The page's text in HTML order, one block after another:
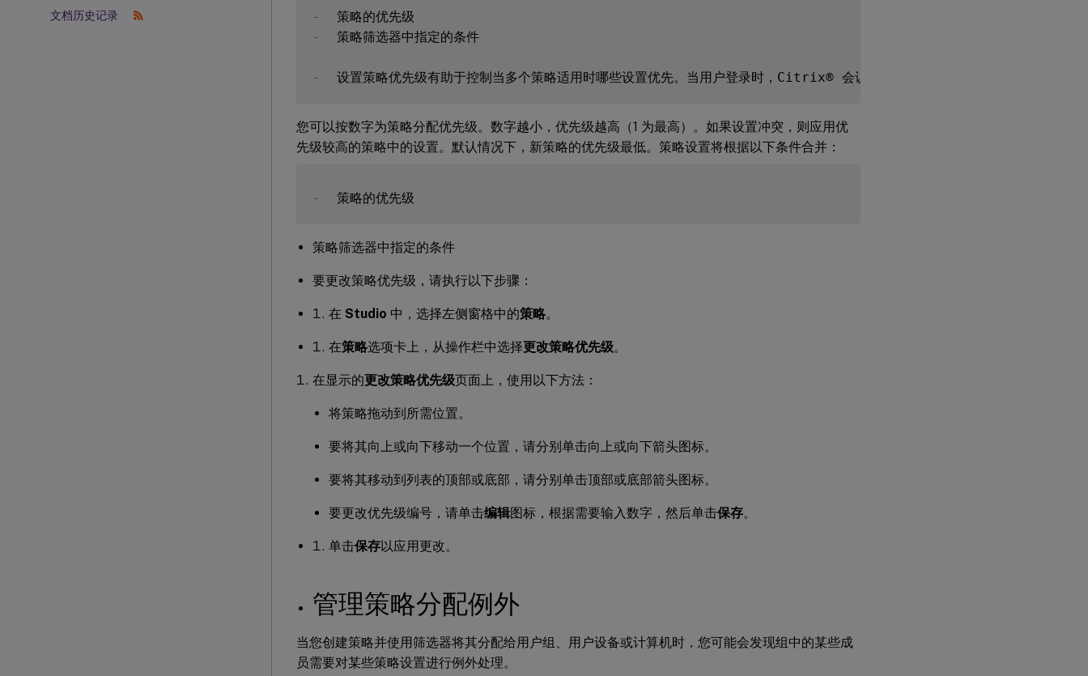
文档历史记录
-
-
  策略筛选器中指定的条件
-
您可以按数字为策略分配优先级。数字越小，优先级越高（1 为最高）。如果设置冲突，则应用优
先级较高的策略中的设置。默认情况下，新策略的优先级最低。策略设置将根据以下条件合并：
-
策略筛选器中指定的条件
要更改策略优先级，请执行以下步骤：
在 Studio 中，选择左侧窗格中的策略。
在策略选项卡上，从操作栏中选择更改策略优先级。
在显示的更改策略优先级页面上，使用以下方法：
将策略拖动到所需位置。
要将其向上或向下移动一个位置，请分别单击向上或向下箭头图标。
要将其移动到列表的顶部或底部，请分别单击顶部或底部箭头图标。
要更改优先级编号，请单击编辑图标，根据需要输入数字，然后单击保存。
单击保存以应用更改。
管理策略分配例外
当您创建策略并使用筛选器将其分配给用户组、用户设备或计算机时，您可能会发现组中的某些成
员需要对某些策略设置进行例外处理。